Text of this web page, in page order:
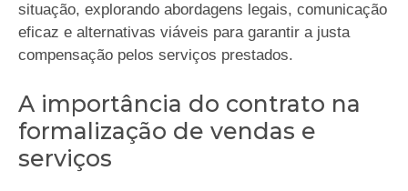
situação, explorando abordagens legais, comunicação
eficaz e alternativas viáveis para garantir a justa
compensação pelos serviços prestados.
A importância do contrato na
formalização de vendas e
serviços